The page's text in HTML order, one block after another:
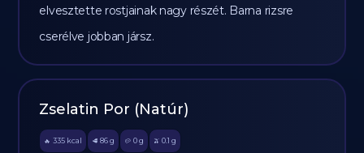
elvesztette rostjainak nagy részét. Barna rizsre
cserélve jobban jársz.
Zselatin Por (Natúr)
🔥 335 kcal 🥩 86 g 🥔 0g 🫒 0.1 g